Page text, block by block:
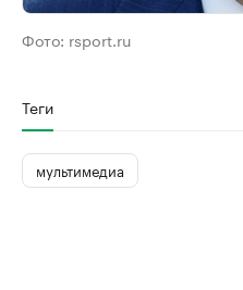
Фото: rsport.ru
Теги
мультимедиа